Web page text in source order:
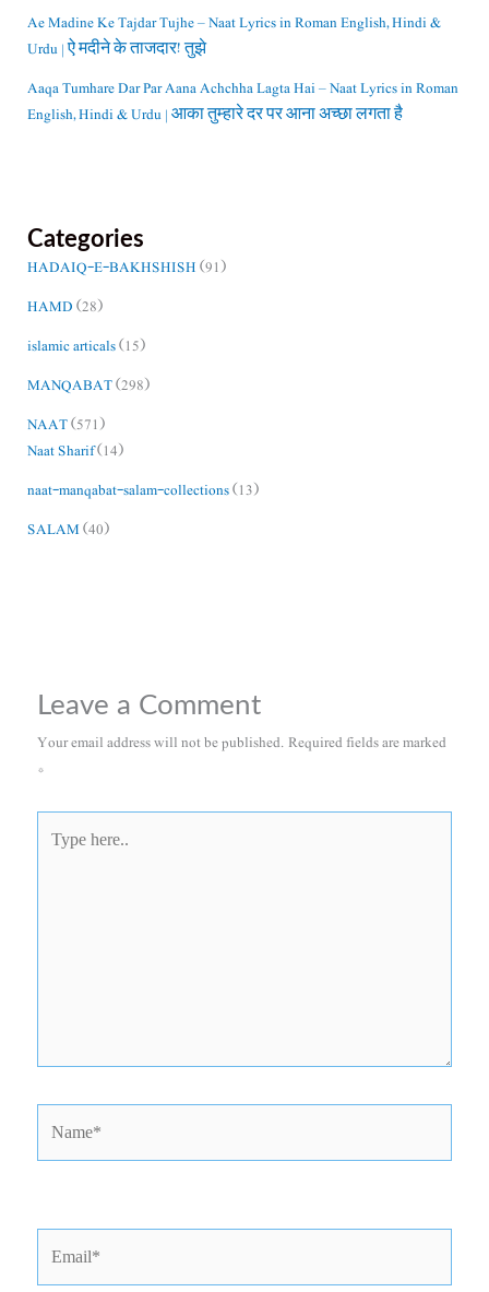
Ae Madine Ke Tajdar Tujhe – Naat Lyrics in Roman English, Hindi &
Urdu | ऐ मदीने के ताजदार! तुझे
Aaqa Tumhare Dar Par Aana Achchha Lagta Hai – Naat Lyrics in Roman
English, Hindi & Urdu | आका तुम्हारे दर पर आना अच्छा लगता है
Categories
HADAIQ-E-BAKHSHISH(91)
HAMD(28)
islamic articals(15)
MANQABAT(298)
NAAT(571)
Naat Sharif(14)
naat-manqabat-salam-collections(13)
SALAM(40)
Leave a Comment
Your email address will not be published.Required fields are marked
*
here..